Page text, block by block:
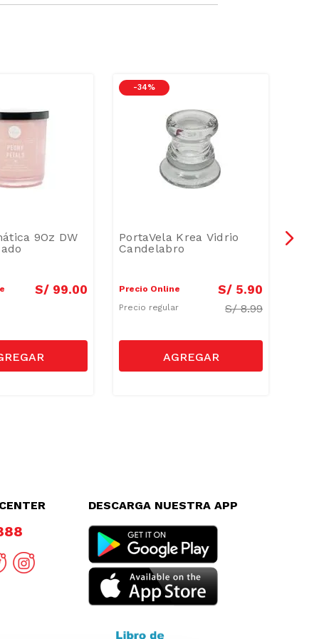
9Oz DW
S/ 99.00
-34 %
PortaVela Krea Vidrio
Candelabro
Precio Online S/ 5.90
Precio regular S/8.99
DESCARGA NUESTRA APP